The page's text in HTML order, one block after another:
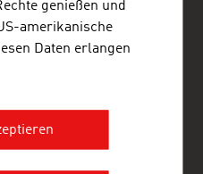
genießen und
amerikanische
Daten erlangen